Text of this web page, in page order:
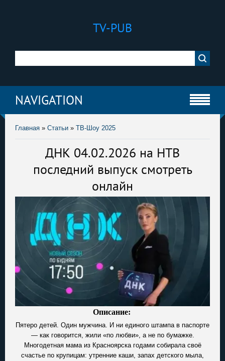
TV-PUB
NAVIGATION
Главная » Статьи » ТВ-Шоу 2025
ДНК 04.02.2026 на НТВ
последний выпуск смотреть
онлайн
Описание:
Пятеро детей. Один мужчина. И ни единого штампа в паспорте
— как говорится, жили «по любви», а не по бумажке.
Многодетная мама из Красноярска годами собирала своё
счастье по крупицам: утренние каши, запах детского мыла,